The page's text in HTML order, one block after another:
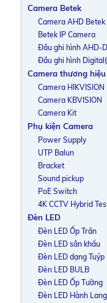
Camera Betek
Camera AHD Betek
Betek IP Camera
Đầu ghi hình AHD-
Đầu ghi hình
Camera thương
Camera HIKVISION
Camera KBVISION
Camera Kit
Phụ kiện Camera
Power Supply
UTP Balun
Bracket
Sound pickup
PoE Switch
4K CCTV Hybrid
Đèn LED
Đèn LED Ốp Trần
Đèn LED sân khấu
Đèn LED dạng Tuýp
Đèn LED BULB
Đèn LED Ốp Tường
Đèn LED Hành Lang